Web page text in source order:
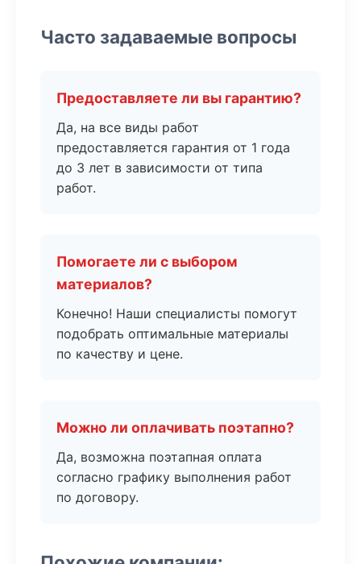
Часто задаваемые вопросы
Предоставляете ли вы гарантию?
Да, на все виды работ
предоставляется гарантия от 1 года
до 3 лет в зависимости от типа
работ.
Помогаете ли с выбором
материалов?
Конечно! Наши специалисты помогут
подобрать оптимальные материалы
по качеству и цене.
Можно ли оплачивать поэтапно?
Да, возможна поэтапная оплата
согласно графику выполнения работ
по договору.